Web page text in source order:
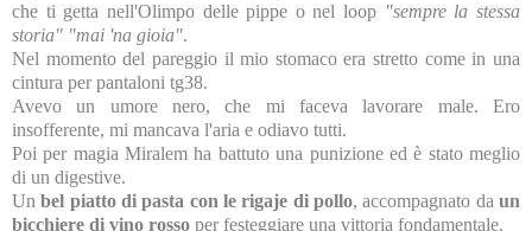
che ti getta nell'Olimpo delle pippe o nel loop "sempre la stessa
storia" "mai 'na gioia".
Nel momento del pareggio il mio stomaco era stretto come in una
cintura per pantaloni tg38.
Avevo un umore nero, che mi faceva lavorare male. Ero
insofferente, mi mancava l'aria e odiavo tutti.
Poi per magia Miralem ha battuto una punizione ed è stato meglio
di un digestive.
Unbel piatto di pasta con le rigaje di pollo, accompagnato daun
bicchiere di vino rosso per festeggiare una vittoria fondamentale.